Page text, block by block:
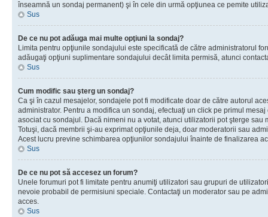
înseamnă un sondaj permanent) şi în cele din urmă opţiunea ce pemite
Sus
De ce nu pot adăuga mai multe opţiuni la sondaj?
Limita pentru opţiunile sondajului este specificată de către administratorul
adăugaţi opţiuni suplimentare sondajului decât limita permisă, atunci
Sus
Cum modific sau şterg un sondaj?
Ca şi în cazul mesajelor, sondajele pot fi modificate doar de către autorul
administrator. Pentru a modifica un sondaj, efectuaţi un click pe primul
asociat cu sondajul. Dacă nimeni nu a votat, atunci utilizatorii pot şterge
Totuşi, dacă membrii şi-au exprimat opţiunile deja, doar moderatorii sau
Acest lucru previne schimbarea opţiunilor sondajului înainte de finalizarea
Sus
De ce nu pot să accesez un forum?
Unele forumuri pot fi limitate pentru anumiţi utilizatori sau grupuri de
nevoie probabil de permisiuni speciale. Contactaţi un moderator sau pe
acces.
Sus